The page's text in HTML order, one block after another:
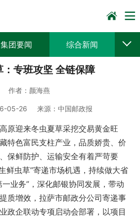
集团要闻 综合新闻
党建动态 普遍服务
企业文化
：专班攻坚 全链保障
作者： 颜海燕
05-26 来源： 中国邮政报
迎来冬虫夏草采挖交易黄金旺
特色富民支柱产业，品质娇贵、价
保鲜防护、运输安全有着严苛要
鲜虫草”寄递市场机遇，持续做大省
业务”，深化邮银协同发展，带动
质增效，拉萨市邮政分公司寄递事
政企联动专项启动会部署，以项目